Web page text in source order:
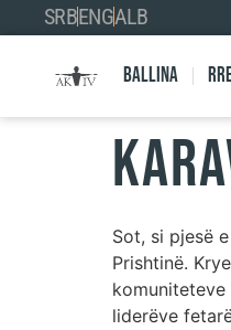
SRBENGALB
Ballina
Sot, si pjesë
Prishtinë.
liderëve